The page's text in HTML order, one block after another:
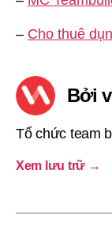
– Cho thuê
Bởi
Tổ chức team
Xem lưu trữ →